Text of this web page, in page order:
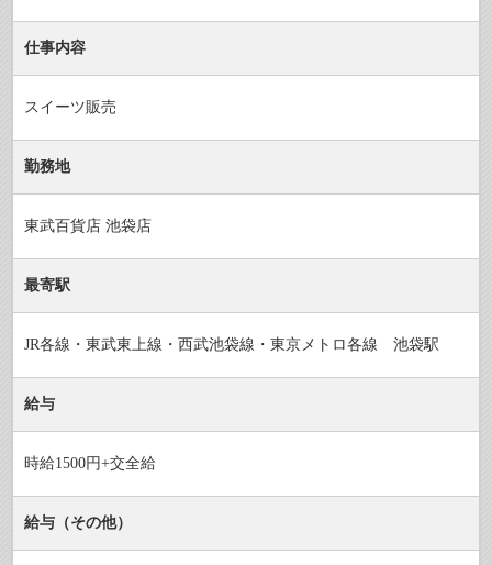
仕事内容
スイーツ販売
勤務地
東武百貨店 池袋店
最寄駅
JR各線・東武東上線・西武池袋線・東京メトロ各線 池袋駅
給与
時給1500円+交全給
給与（その他）